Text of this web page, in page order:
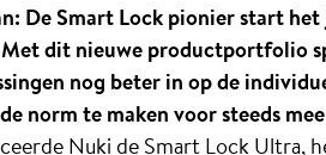
De Smart Lock pionier start
dit nieuwe productportfolio
nog beter in op de
norm te maken voor steeds
Nuki de Smart Lock